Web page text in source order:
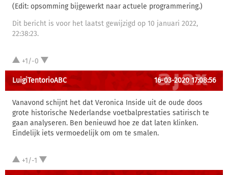
(Edit: opsomming bijgewerkt naar actuele programmering.)
Dit bericht is voor het laatst gewijzigd op 10 januari 2022,
22:38:23.
+1/-0
LuigiTentorioABC 16-03-2020 17:08:56
Vanavond schijnt het dat Veronica Inside uit de oude doos
grote historische Nederlandse voetbalprestaties satirisch te
gaan analyseren. Ben benieuwd hoe ze dat laten klinken.
Eindelijk iets vermoedelijk om om te smalen.
+1/-1